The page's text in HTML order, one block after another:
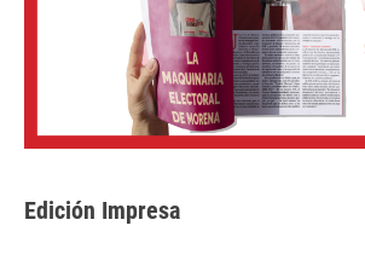
Edición Impresa